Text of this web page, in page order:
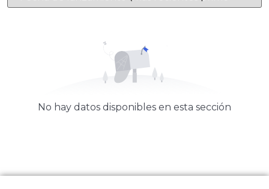
No hay datos disponibles en esta sección